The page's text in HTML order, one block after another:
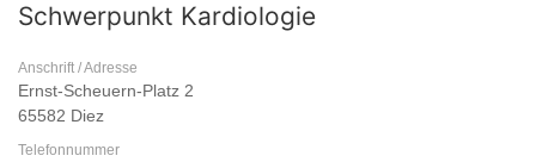
Schwerpunkt Kardiologie
Anschrift / Adresse
Ernst-Scheuern-Platz 2
65582 Diez
Telefonnummer